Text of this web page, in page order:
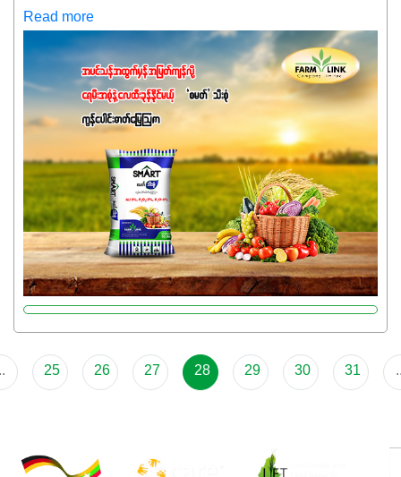
သေးရင်တော့ ဒီစာလေးကို ဆက်ဖတ်‌ပေးပါ #စမတ်သီးစုံဆိုတာ
အပင်တိုင်းအတွက် အဓိကအာဟာရNPK (19:7:8)နဲ့ #ဟူးမစ်
အက်စစ်တို့ အချိုးကျ ပေါင်းစပ်ထားတဲ့ ကွန်ပေါင်း
ဓာတ်မြေဩဇာဖြစ်ပါတယ်။ အဓိကအကျိုးကျေးဇူးတွေအနေနဲ့
ကတော့ နိုက်ထရိုဂျင် 19%ပါဝင်တဲ့အတွက် ကလိုရိုဖီးလ်ဖွဲ့စည်း
မှုကို အားပေးကာ သီးနှံပင်များ၏အရွက်များစိမ်းလန်းသန်စွမ်း
ပြီး အစာချက်လုပ်မှုအားကောင်းစေပါတယ်။ အပင်၏ပင်ပိုင်း
ကြီးထွားမှုကို တိုးမြင့်စေကာ အပင်သန်၍ အကြီးမြန်စေပါတယ်။
သင့်တော်တဲ့ Phosphorus 7%ပါဝင်မှုကြောင့် အပင်ရဲ့ အမြစ်
ဖွဲ့စည်းတည်ဆောက်မှုကို ပို၍သန်မာလာအောင် အားပေးပါ
တယ်။ ဒါ့အပြင် ပန်းပွင့်ခြင်း၊အသီးသီးခြင်း၊အစေ့တည်ခြင်း
လုပ်ငန်းစဉ်များကိုလည်း အားပေးပါတယ်။ လုံလောက်တဲ့
Potassium 8%က အပင်ရဲ့ ရောဂါဒဏ်၊ရာသီဥတုဒဏ်ခံနိုင်ရည်
အရသာ ပိုမိုကောင်းမွန်စေဖို့အတွက် လိုအပ်တဲ့အာဟာရဓာတ်
ဖြစ်ပါတယ်။ ဟူးမစ်အက်စစ်ပါဝင်ပေါင်းစပ်ထားတဲ့အတွက်
အကျိုးကျေးဇူးများစွာကိုရရှိစေမှာဖြစ်ပါတယ်။ စပါးအပါအဝင်
Read more
25 26 27 28 29 30 31